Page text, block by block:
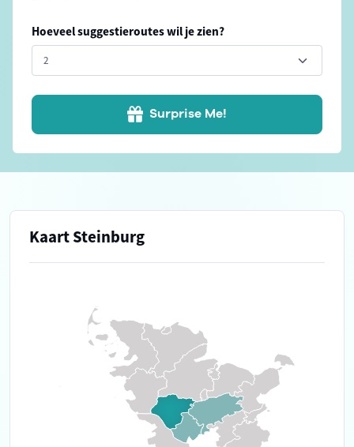
Hoeveel suggestieroutes wil je zien?
Surprise Me!
Kaart Steinburg